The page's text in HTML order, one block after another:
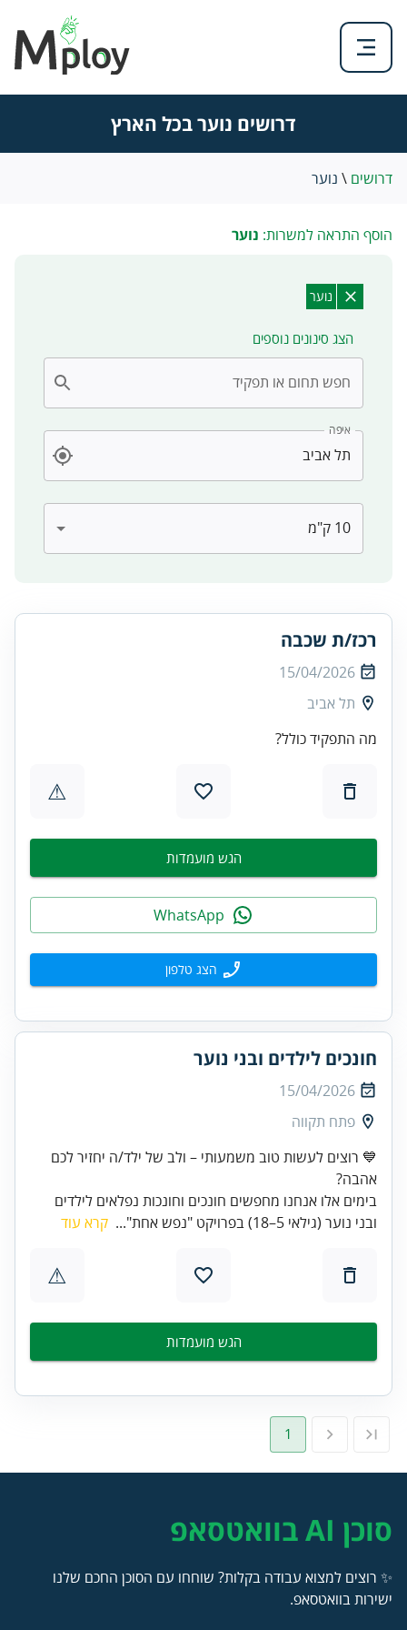
דרושים נוער בכל הארץ
דרושים \ נוער
הוסף התראה למשרות: נוער
נוער
הצג סינונים נוספים
חפש תחום או תפקיד
איפה
רכז/ת שכבה
15/04/2026
תל אביב
מה התפקיד כולל?
⚠
הגש מועמדות
הצג טלפון
חונכים לילדים ובני נוער
15/04/2026
פתח תקווה
💙 רוצים לעשות טוב משמעותי – ולב של ילד/ה יחזיר לכם
אהבה?
בימים אלו אנחנו מחפשים חונכים וחונכות נפלאים לילדים
ובני נוער (גילאי 5–18) בפרויקט "נפש אחת"...
קרא עוד
⚠
הגש מועמדות
1
סוכן AI בוואטסאפ
✨ רוצים למצוא עבודה בקלות? שוחחו עם הסוכן החכם שלנו
ישירות בוואטסאפ.